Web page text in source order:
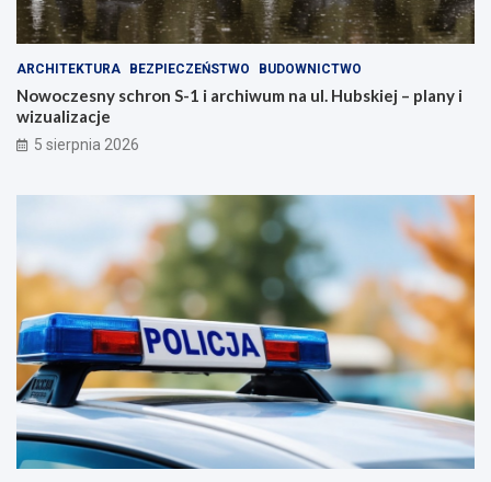
ARCHITEKTURA BEZPIECZEŃSTWO BUDOWNICTWO
Nowoczesny schron S-1 i archiwum na ul. Hubskiej – plany i
wizualizacje
5 sierpnia 2026